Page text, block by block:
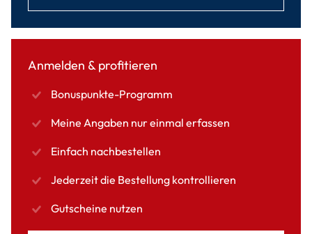
Anmelden & profitieren
Bonuspunkte-Programm
Meine Angaben nur einmal erfassen
Einfach nachbestellen
Jederzeit die Bestellung kontrollieren
Gutscheine nutzen